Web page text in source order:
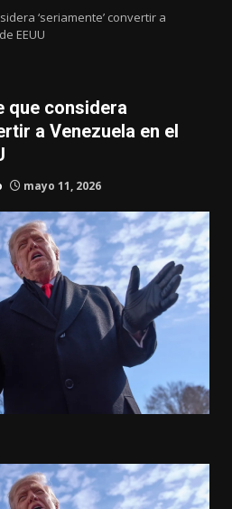
‘seriamente’ convertir a
EEUU
que considera
a Venezuela en el
mayo 11, 2026